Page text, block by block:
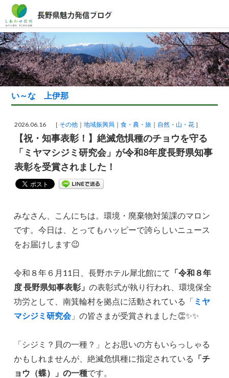
い～な 上伊那
2026.06.16 ［ その他 地域振興局 食・農・旅 自然・山・花 ］
【祝・知事表彰！】絶滅危惧種のチョウを守る
「ミヤマシジミ研究会」が令和8年度長野県知事
表彰を受賞されました！
みなさん、こんにちは。環境・廃棄物対策課のマロン
です。今日は、とってもハッピーで誇らしいニュース
をお届けします😉
令和８年６月11日、長野ホテル犀北館にて 「令和８年
度 長野県知事表彰」の表彰式が執り行われ、環境保全
功労として、南箕輪村を拠点に活動されている「 ミヤ
マシジミ研究会」の皆さまが受賞されました👏✨✨
「シジミ？貝の一種？」とお思いの方もいらっしゃる
かもしれませんが、絶滅危惧種に指定されている 「チ
ョウ（蝶）」の一種です。